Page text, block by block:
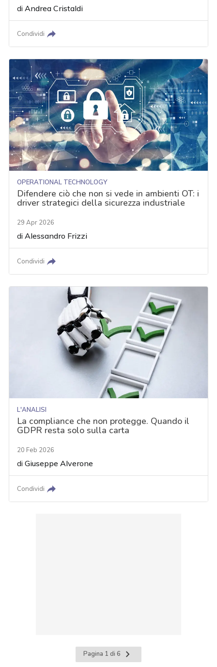
diAndrea Cristaldi
Condividi
OPERATIONAL TECHNOLOGY
Difendere ciò che non si vede in ambienti OT: i
driver strategici della sicurezza industriale
29 Apr 2026
diAlessandro Frizzi
Condividi
L'ANALISI
La compliance che non protegge. Quando il
GDPR resta solo sulla carta
20 Feb 2026
diGiuseppe Alverone
Condividi
Pagina 1 di 6
Pagina
successiva